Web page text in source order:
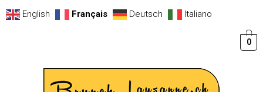
English Français Deutsch Italiano
0